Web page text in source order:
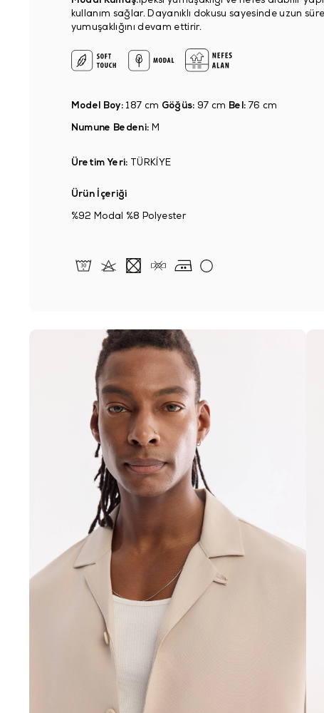
kullanım sağlar. Dayanıklı dokusu sayesinde uzun
yumuşaklığını devam ettirir.
Model Boy: 187 cm Göğüs: 97 cm Bel: 76 cm
Numune Bedeni: M
Üretim Yeri: TÜRKİYE
Ürün İçeriği
%92 Modal %8 Polyester